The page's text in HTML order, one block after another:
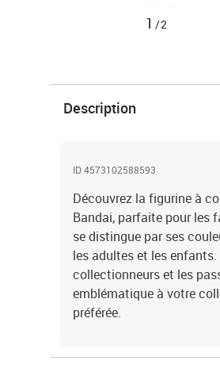
1 /2
Description
ID 4573102588593
Découvrez la figurine à
Bandai, parfaite pour les
se distingue par ses
les adultes et les
collectionneurs et les
emblématique à votre
préférée.